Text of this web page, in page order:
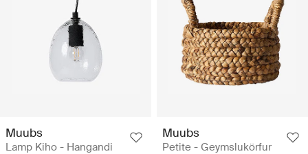
Muubs
Lamp Kiho - Hangandi
Muubs
Petite - Geymslukörfur